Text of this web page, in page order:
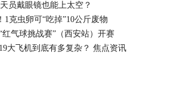
员戴眼镜也能上太空？
1克虫卵可“吃掉”10公斤废物
红气球挑战赛”（西安站）开赛
大飞机到底有多复杂？ 焦点资讯